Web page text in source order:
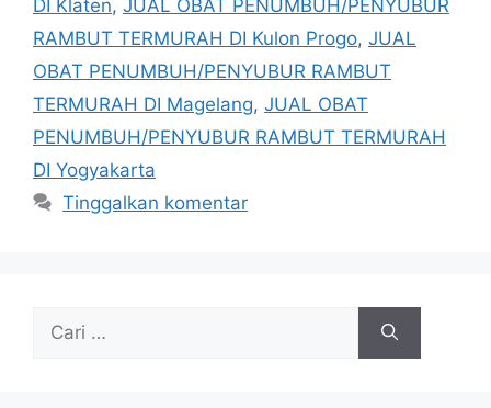
DI Klaten, JUAL OBAT PENUMBUH/PENYUBUR
RAMBUT TERMURAH DI Kulon Progo, JUAL
OBAT PENUMBUH/PENYUBUR RAMBUT
TERMURAH DI Magelang, JUAL OBAT
PENUMBUH/PENYUBUR RAMBUT TERMURAH
DI Yogyakarta
Tinggalkan komentar
untuk: